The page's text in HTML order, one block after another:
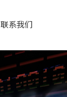
联系我们